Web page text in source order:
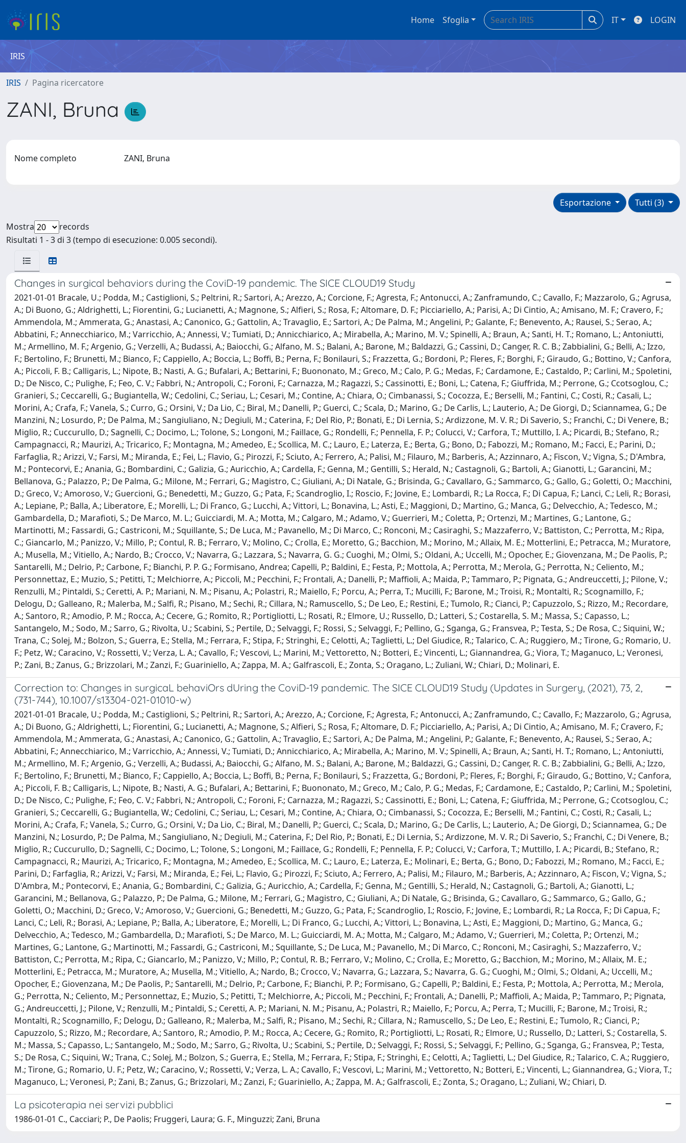
Home Sfoglia IT LOGIN
IRIS
IRIS Pagina ricercatore
ZANI, Bruna
Nome completo ZANI, Bruna
Tutti (3)
Esportazione
Mostra
records
Risultati 1 - 3 di 3 (tempo di esecuzione: 0.005 secondi).
Changes in surgical behaviors during the CoviD-19 pandemic. The SICE CLOUD19 Study
2021-01-01 Bracale, U.; Podda, M.; Castiglioni, S.; Peltrini, R.; Sartori, A.; Arezzo, A.; Corcione, F.; Agresta, F.; Antonucci, A.; Zanframundo, C.; Cavallo, F.; Mazzarolo, G.; Agrusa,
A.; Di Buono, G.; Aldrighetti, L.; Fiorentini, G.; Lucianetti, A.; Magnone, S.; Alfieri, S.; Rosa, F.; Altomare, D. F.; Picciariello, A.; Parisi, A.; Di Cintio, A.; Amisano, M. F.; Cravero, F.;
Ammendola, M.; Ammerata, G.; Anastasi, A.; Canonico, G.; Gattolin, A.; Travaglio, E.; Sartori, A.; De Palma, M.; Angelini, P.; Galante, F.; Benevento, A.; Rausei, S.; Serao, A.;
Abbatini, F.; Annecchiarico, M.; Varricchio, A.; Annessi, V.; Tumiati, D.; Annicchiarico, A.; Mirabella, A.; Marino, M. V.; Spinelli, A.; Braun, A.; Santi, H. T.; Romano, L.; Antoniutti,
M.; Armellino, M. F.; Argenio, G.; Verzelli, A.; Budassi, A.; Baiocchi, G.; Alfano, M. S.; Balani, A.; Barone, M.; Baldazzi, G.; Cassini, D.; Canger, R. C. B.; Zabbialini, G.; Belli, A.; Izzo,
F.; Bertolino, F.; Brunetti, M.; Bianco, F.; Cappiello, A.; Boccia, L.; Boffi, B.; Perna, F.; Bonilauri, S.; Frazzetta, G.; Bordoni, P.; Fleres, F.; Borghi, F.; Giraudo, G.; Bottino, V.; Canfora,
A.; Piccoli, F. B.; Calligaris, L.; Nipote, B.; Nasti, A. G.; Bufalari, A.; Bettarini, F.; Buononato, M.; Greco, M.; Calo, P. G.; Medas, F.; Cardamone, E.; Castaldo, P.; Carlini, M.; Spoletini,
D.; De Nisco, C.; Pulighe, F.; Feo, C. V.; Fabbri, N.; Antropoli, C.; Foroni, F.; Carnazza, M.; Ragazzi, S.; Cassinotti, E.; Boni, L.; Catena, F.; Giuffrida, M.; Perrone, G.; Ccotsoglou, C.;
Granieri, S.; Ceccarelli, G.; Bugiantella, W.; Cedolini, C.; Seriau, L.; Cesari, M.; Contine, A.; Chiara, O.; Cimbanassi, S.; Cocozza, E.; Berselli, M.; Fantini, C.; Costi, R.; Casali, L.;
Morini, A.; Crafa, F.; Vanela, S.; Curro, G.; Orsini, V.; Da Lio, C.; Biral, M.; Danelli, P.; Guerci, C.; Scala, D.; Marino, G.; De Carlis, L.; Lauterio, A.; De Giorgi, D.; Sciannamea, G.; De
Manzini, N.; Losurdo, P.; De Palma, M.; Sangiuliano, N.; Degiuli, M.; Caterina, F.; Del Rio, P.; Bonati, E.; Di Lernia, S.; Ardizzone, M. V. R.; Di Saverio, S.; Franchi, C.; Di Venere, B.;
Miglio, R.; Cuccurullo, D.; Sagnelli, C.; Docimo, L.; Tolone, S.; Longoni, M.; Faillace, G.; Rondelli, F.; Pennella, F. P.; Colucci, V.; Carfora, T.; Muttillo, I. A.; Picardi, B.; Stefano, R.;
Campagnacci, R.; Maurizi, A.; Tricarico, F.; Montagna, M.; Amedeo, E.; Scollica, M. C.; Lauro, E.; Laterza, E.; Berta, G.; Bono, D.; Fabozzi, M.; Romano, M.; Facci, E.; Parini, D.;
Farfaglia, R.; Arizzi, V.; Farsi, M.; Miranda, E.; Fei, L.; Flavio, G.; Pirozzi, F.; Sciuto, A.; Ferrero, A.; Palisi, M.; Filauro, M.; Barberis, A.; Azzinnaro, A.; Fiscon, V.; Vigna, S.; D'Ambra,
M.; Pontecorvi, E.; Anania, G.; Bombardini, C.; Galizia, G.; Auricchio, A.; Cardella, F.; Genna, M.; Gentilli, S.; Herald, N.; Castagnoli, G.; Bartoli, A.; Gianotti, L.; Garancini, M.;
Bellanova, G.; Palazzo, P.; De Palma, G.; Milone, M.; Ferrari, G.; Magistro, C.; Giuliani, A.; Di Natale, G.; Brisinda, G.; Cavallaro, G.; Sammarco, G.; Gallo, G.; Goletti, O.; Macchini,
D.; Greco, V.; Amoroso, V.; Guercioni, G.; Benedetti, M.; Guzzo, G.; Pata, F.; Scandroglio, I.; Roscio, F.; Jovine, E.; Lombardi, R.; La Rocca, F.; Di Capua, F.; Lanci, C.; Leli, R.; Borasi,
A.; Lepiane, P.; Balla, A.; Liberatore, E.; Morelli, L.; Di Franco, G.; Lucchi, A.; Vittori, L.; Bonavina, L.; Asti, E.; Maggioni, D.; Martino, G.; Manca, G.; Delvecchio, A.; Tedesco, M.;
Gambardella, D.; Marafioti, S.; De Marco, M. L.; Guicciardi, M. A.; Motta, M.; Calgaro, M.; Adamo, V.; Guerrieri, M.; Coletta, P.; Ortenzi, M.; Martines, G.; Lantone, G.;
Martinotti, M.; Fassardi, G.; Castriconi, M.; Squillante, S.; De Luca, M.; Pavanello, M.; Di Marco, C.; Ronconi, M.; Casiraghi, S.; Mazzaferro, V.; Battiston, C.; Perrotta, M.; Ripa,
C.; Giancarlo, M.; Panizzo, V.; Millo, P.; Contul, R. B.; Ferraro, V.; Molino, C.; Crolla, E.; Moretto, G.; Bacchion, M.; Morino, M.; Allaix, M. E.; Motterlini, E.; Petracca, M.; Muratore,
A.; Musella, M.; Vitiello, A.; Nardo, B.; Crocco, V.; Navarra, G.; Lazzara, S.; Navarra, G. G.; Cuoghi, M.; Olmi, S.; Oldani, A.; Uccelli, M.; Opocher, E.; Giovenzana, M.; De Paolis, P.;
Santarelli, M.; Delrio, P.; Carbone, F.; Bianchi, P. P. G.; Formisano, Andrea; Capelli, P.; Baldini, E.; Festa, P.; Mottola, A.; Perrotta, M.; Merola, G.; Perrotta, N.; Celiento, M.;
Personnettaz, E.; Muzio, S.; Petitti, T.; Melchiorre, A.; Piccoli, M.; Pecchini, F.; Frontali, A.; Danelli, P.; Maffioli, A.; Maida, P.; Tammaro, P.; Pignata, G.; Andreuccetti, J.; Pilone, V.;
Renzulli, M.; Pintaldi, S.; Ceretti, A. P.; Mariani, N. M.; Pisanu, A.; Polastri, R.; Maiello, F.; Porcu, A.; Perra, T.; Mucilli, F.; Barone, M.; Troisi, R.; Montalti, R.; Scognamillo, F.;
Delogu, D.; Galleano, R.; Malerba, M.; Salfi, R.; Pisano, M.; Sechi, R.; Cillara, N.; Ramuscello, S.; De Leo, E.; Restini, E.; Tumolo, R.; Cianci, P.; Capuzzolo, S.; Rizzo, M.; Recordare,
A.; Santoro, R.; Amodio, P. M.; Rocca, A.; Cecere, G.; Romito, R.; Portigliotti, L.; Rosati, R.; Elmore, U.; Russello, D.; Latteri, S.; Costarella, S. M.; Massa, S.; Capasso, L.;
Santangelo, M.; Sodo, M.; Sarro, G.; Rivolta, U.; Scabini, S.; Pertile, D.; Selvaggi, F.; Rossi, S.; Selvaggi, F.; Pellino, G.; Sganga, G.; Fransvea, P.; Testa, S.; De Rosa, C.; Siquini, W.;
Trana, C.; Solej, M.; Bolzon, S.; Guerra, E.; Stella, M.; Ferrara, F.; Stipa, F.; Stringhi, E.; Celotti, A.; Taglietti, L.; Del Giudice, R.; Talarico, C. A.; Ruggiero, M.; Tirone, G.; Romario, U.
F.; Petz, W.; Caracino, V.; Rossetti, V.; Verza, L. A.; Cavallo, F.; Vescovi, L.; Marini, M.; Vettoretto, N.; Botteri, E.; Vincenti, L.; Giannandrea, G.; Viora, T.; Maganuco, L.; Veronesi,
P.; Zani, B.; Zanus, G.; Brizzolari, M.; Zanzi, F.; Guariniello, A.; Zappa, M. A.; Galfrascoli, E.; Zonta, S.; Oragano, L.; Zuliani, W.; Chiari, D.; Molinari, E.
Correction to: Changes in surgicaL behaviOrs dUring the CoviD-19 pandemic. The SICE CLOUD19 Study (Updates in Surgery, (2021), 73, 2,
(731-744), 10.1007/s13304-021-01010-w)
2021-01-01 Bracale, U.; Podda, M.; Castiglioni, S.; Peltrini, R.; Sartori, A.; Arezzo, A.; Corcione, F.; Agresta, F.; Antonucci, A.; Zanframundo, C.; Cavallo, F.; Mazzarolo, G.; Agrusa,
A.; Di Buono, G.; Aldrighetti, L.; Fiorentini, G.; Lucianetti, A.; Magnone, S.; Alfieri, S.; Rosa, F.; Altomare, D. F.; Picciariello, A.; Parisi, A.; Di Cintio, A.; Amisano, M. F.; Cravero, F.;
Ammendola, M.; Ammerata, G.; Anastasi, A.; Canonico, G.; Gattolin, A.; Travaglio, E.; Sartori, A.; De Palma, M.; Angelini, P.; Galante, F.; Benevento, A.; Rausei, S.; Serao, A.;
Abbatini, F.; Annecchiarico, M.; Varricchio, A.; Annessi, V.; Tumiati, D.; Annicchiarico, A.; Mirabella, A.; Marino, M. V.; Spinelli, A.; Braun, A.; Santi, H. T.; Romano, L.; Antoniutti,
M.; Armellino, M. F.; Argenio, G.; Verzelli, A.; Budassi, A.; Baiocchi, G.; Alfano, M. S.; Balani, A.; Barone, M.; Baldazzi, G.; Cassini, D.; Canger, R. C. B.; Zabbialini, G.; Belli, A.; Izzo,
F.; Bertolino, F.; Brunetti, M.; Bianco, F.; Cappiello, A.; Boccia, L.; Boffi, B.; Perna, F.; Bonilauri, S.; Frazzetta, G.; Bordoni, P.; Fleres, F.; Borghi, F.; Giraudo, G.; Bottino, V.; Canfora,
A.; Piccoli, F. B.; Calligaris, L.; Nipote, B.; Nasti, A. G.; Bufalari, A.; Bettarini, F.; Buononato, M.; Greco, M.; Calo, P. G.; Medas, F.; Cardamone, E.; Castaldo, P.; Carlini, M.; Spoletini,
D.; De Nisco, C.; Pulighe, F.; Feo, C. V.; Fabbri, N.; Antropoli, C.; Foroni, F.; Carnazza, M.; Ragazzi, S.; Cassinotti, E.; Boni, L.; Catena, F.; Giuffrida, M.; Perrone, G.; Ccotsoglou, C.;
Granieri, S.; Ceccarelli, G.; Bugiantella, W.; Cedolini, C.; Seriau, L.; Cesari, M.; Contine, A.; Chiara, O.; Cimbanassi, S.; Cocozza, E.; Berselli, M.; Fantini, C.; Costi, R.; Casali, L.;
Morini, A.; Crafa, F.; Vanela, S.; Curro, G.; Orsini, V.; Da Lio, C.; Biral, M.; Danelli, P.; Guerci, C.; Scala, D.; Marino, G.; De Carlis, L.; Lauterio, A.; De Giorgi, D.; Sciannamea, G.; De
Manzini, N.; Losurdo, P.; De Palma, M.; Sangiuliano, N.; Degiuli, M.; Caterina, F.; Del Rio, P.; Bonati, E.; Di Lernia, S.; Ardizzone, M. V. R.; Di Saverio, S.; Franchi, C.; Di Venere, B.;
Miglio, R.; Cuccurullo, D.; Sagnelli, C.; Docimo, L.; Tolone, S.; Longoni, M.; Faillace, G.; Rondelli, F.; Pennella, F. P.; Colucci, V.; Carfora, T.; Muttillo, I. A.; Picardi, B.; Stefano, R.;
Campagnacci, R.; Maurizi, A.; Tricarico, F.; Montagna, M.; Amedeo, E.; Scollica, M. C.; Lauro, E.; Laterza, E.; Molinari, E.; Berta, G.; Bono, D.; Fabozzi, M.; Romano, M.; Facci, E.;
Parini, D.; Farfaglia, R.; Arizzi, V.; Farsi, M.; Miranda, E.; Fei, L.; Flavio, G.; Pirozzi, F.; Sciuto, A.; Ferrero, A.; Palisi, M.; Filauro, M.; Barberis, A.; Azzinnaro, A.; Fiscon, V.; Vigna, S.;
D'Ambra, M.; Pontecorvi, E.; Anania, G.; Bombardini, C.; Galizia, G.; Auricchio, A.; Cardella, F.; Genna, M.; Gentilli, S.; Herald, N.; Castagnoli, G.; Bartoli, A.; Gianotti, L.;
Garancini, M.; Bellanova, G.; Palazzo, P.; De Palma, G.; Milone, M.; Ferrari, G.; Magistro, C.; Giuliani, A.; Di Natale, G.; Brisinda, G.; Cavallaro, G.; Sammarco, G.; Gallo, G.;
Goletti, O.; Macchini, D.; Greco, V.; Amoroso, V.; Guercioni, G.; Benedetti, M.; Guzzo, G.; Pata, F.; Scandroglio, I.; Roscio, F.; Jovine, E.; Lombardi, R.; La Rocca, F.; Di Capua, F.;
Lanci, C.; Leli, R.; Borasi, A.; Lepiane, P.; Balla, A.; Liberatore, E.; Morelli, L.; Di Franco, G.; Lucchi, A.; Vittori, L.; Bonavina, L.; Asti, E.; Maggioni, D.; Martino, G.; Manca, G.;
Delvecchio, A.; Tedesco, M.; Gambardella, D.; Marafioti, S.; De Marco, M. L.; Guicciardi, M. A.; Motta, M.; Calgaro, M.; Adamo, V.; Guerrieri, M.; Coletta, P.; Ortenzi, M.;
Martines, G.; Lantone, G.; Martinotti, M.; Fassardi, G.; Castriconi, M.; Squillante, S.; De Luca, M.; Pavanello, M.; Di Marco, C.; Ronconi, M.; Casiraghi, S.; Mazzaferro, V.;
Battiston, C.; Perrotta, M.; Ripa, C.; Giancarlo, M.; Panizzo, V.; Millo, P.; Contul, R. B.; Ferraro, V.; Molino, C.; Crolla, E.; Moretto, G.; Bacchion, M.; Morino, M.; Allaix, M. E.;
Motterlini, E.; Petracca, M.; Muratore, A.; Musella, M.; Vitiello, A.; Nardo, B.; Crocco, V.; Navarra, G.; Lazzara, S.; Navarra, G. G.; Cuoghi, M.; Olmi, S.; Oldani, A.; Uccelli, M.;
Opocher, E.; Giovenzana, M.; De Paolis, P.; Santarelli, M.; Delrio, P.; Carbone, F.; Bianchi, P. P.; Formisano, G.; Capelli, P.; Baldini, E.; Festa, P.; Mottola, A.; Perrotta, M.; Merola,
G.; Perrotta, N.; Celiento, M.; Personnettaz, E.; Muzio, S.; Petitti, T.; Melchiorre, A.; Piccoli, M.; Pecchini, F.; Frontali, A.; Danelli, P.; Maffioli, A.; Maida, P.; Tammaro, P.; Pignata,
G.; Andreuccetti, J.; Pilone, V.; Renzulli, M.; Pintaldi, S.; Ceretti, A. P.; Mariani, N. M.; Pisanu, A.; Polastri, R.; Maiello, F.; Porcu, A.; Perra, T.; Mucilli, F.; Barone, M.; Troisi, R.;
Montalti, R.; Scognamillo, F.; Delogu, D.; Galleano, R.; Malerba, M.; Salfi, R.; Pisano, M.; Sechi, R.; Cillara, N.; Ramuscello, S.; De Leo, E.; Restini, E.; Tumolo, R.; Cianci, P.;
Capuzzolo, S.; Rizzo, M.; Recordare, A.; Santoro, R.; Amodio, P. M.; Rocca, A.; Cecere, G.; Romito, R.; Portigliotti, L.; Rosati, R.; Elmore, U.; Russello, D.; Latteri, S.; Costarella, S.
M.; Massa, S.; Capasso, L.; Santangelo, M.; Sodo, M.; Sarro, G.; Rivolta, U.; Scabini, S.; Pertile, D.; Selvaggi, F.; Rossi, S.; Selvaggi, F.; Pellino, G.; Sganga, G.; Fransvea, P.; Testa,
S.; De Rosa, C.; Siquini, W.; Trana, C.; Solej, M.; Bolzon, S.; Guerra, E.; Stella, M.; Ferrara, F.; Stipa, F.; Stringhi, E.; Celotti, A.; Taglietti, L.; Del Giudice, R.; Talarico, C. A.; Ruggiero,
M.; Tirone, G.; Romario, U. F.; Petz, W.; Caracino, V.; Rossetti, V.; Verza, L. A.; Cavallo, F.; Vescovi, L.; Marini, M.; Vettoretto, N.; Botteri, E.; Vincenti, L.; Giannandrea, G.; Viora, T.;
Maganuco, L.; Veronesi, P.; Zani, B.; Zanus, G.; Brizzolari, M.; Zanzi, F.; Guariniello, A.; Zappa, M. A.; Galfrascoli, E.; Zonta, S.; Oragano, L.; Zuliani, W.; Chiari, D.
La psicoterapia nei servizi pubblici
1986-01-01 C., Cacciari; P., De Paolis; Fruggeri, Laura; G. F., Minguzzi; Zani, Bruna